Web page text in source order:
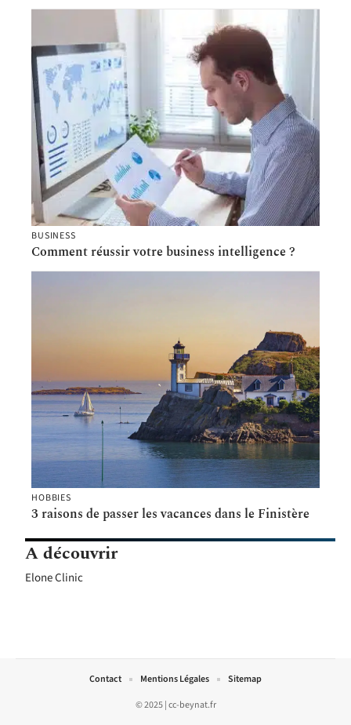
BUSINESS
Comment réussir votre business intelligence ?
HOBBIES
3 raisons de passer les vacances dans le Finistère
A découvrir
Elone Clinic
© 2025 | cc-beynat.fr
Contact Mentions Légales Sitemap